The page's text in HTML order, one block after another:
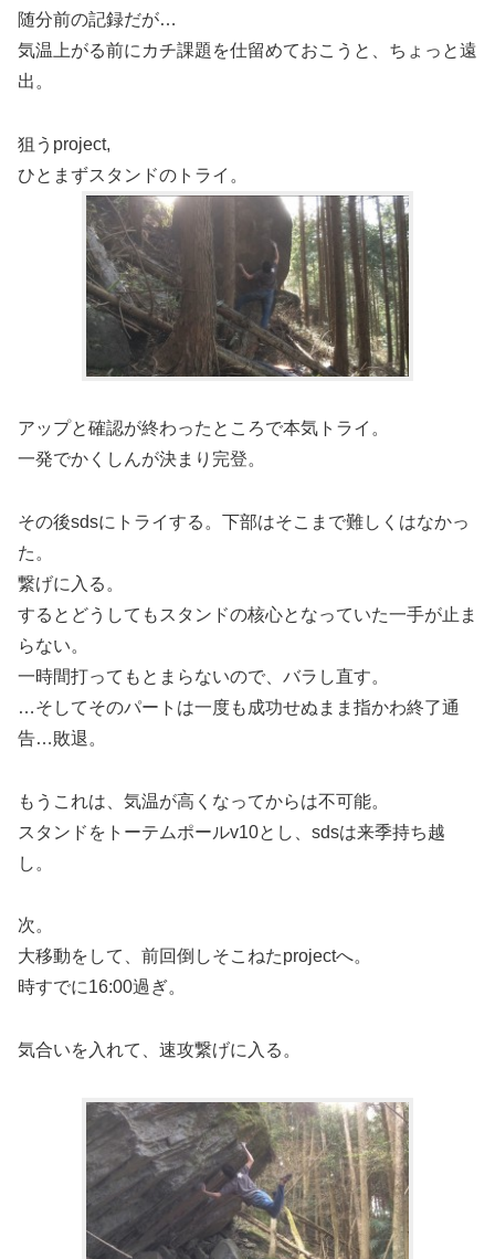
随分前の記録だが…
気温上がる前にカチ課題を仕留めておこうと、ちょっと遠
出。
狙うproject,
ひとまずスタンドのトライ。
アップと確認が終わったところで本気トライ。
一発でかくしんが決まり完登。
その後sdsにトライする。下部はそこまで難しくはなかっ
た。
繋げに入る。
するとどうしてもスタンドの核心となっていた一手が止ま
らない。
一時間打ってもとまらないので、バラし直す。
…そしてそのパートは一度も成功せぬまま指かわ終了通
告…敗退。
もうこれは、気温が高くなってからは不可能。
スタンドをトーテムポールv10とし、sdsは来季持ち越
し。
次。
大移動をして、前回倒しそこねたprojectへ。
時すでに16:00過ぎ。
気合いを入れて、速攻繋げに入る。